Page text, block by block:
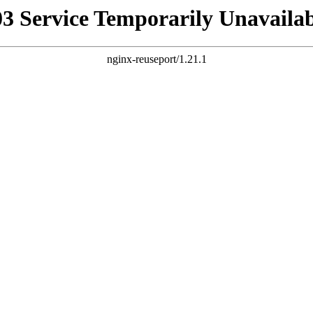
Service Temporarily
nginx-reuseport/1.21.1